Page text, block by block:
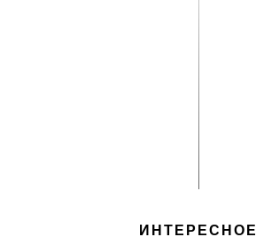
ИНТЕРЕСНОЕ